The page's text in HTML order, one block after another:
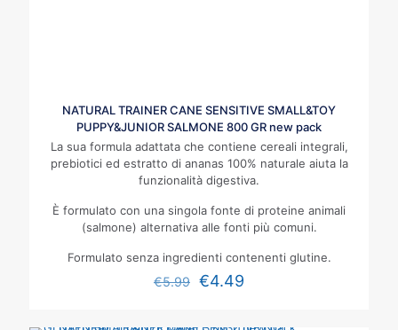
NATURAL TRAINER CANE SENSITIVE SMALL&TOY
PUPPY&JUNIOR SALMONE 800 GR new pack
La sua formula adattata che contiene cereali integrali,
prebiotici ed estratto di ananas 100% naturale aiuta la
funzionalità digestiva.
È formulato con una singola fonte di proteine animali
(salmone) alternativa alle fonti più comuni.
Formulato senza ingredienti contenenti glutine.
€5.99 €4.49